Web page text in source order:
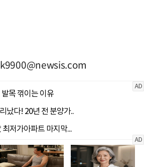
k9900@newsis.com